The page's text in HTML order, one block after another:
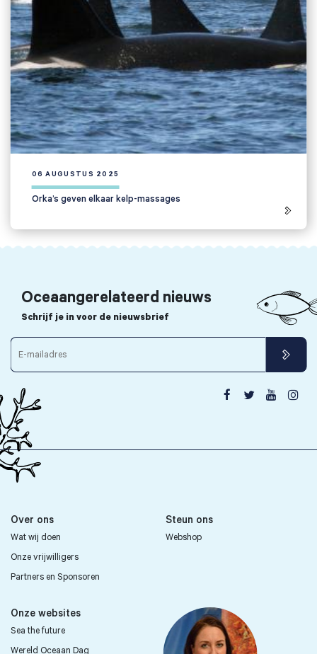
06 AUGUSTUS 2025
Orka’s geven elkaar kelp-massages
Oceaangerelateerd nieuws
Schrijf je in voor de nieuwsbrief
   
Over ons
Wat wij doen
Onze vrijwilligers
Partners en Sponsoren
Steun ons
Webshop
Onze websites
Sea the future
Wereld Oceaan Dag